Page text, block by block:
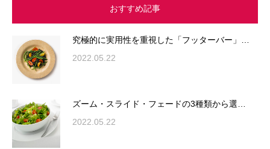
おすすめ記事
究極的に実用性を重視した「フッターバー」…
2022.05.22
ズーム・スライド・フェードの3種類から選…
2022.05.22